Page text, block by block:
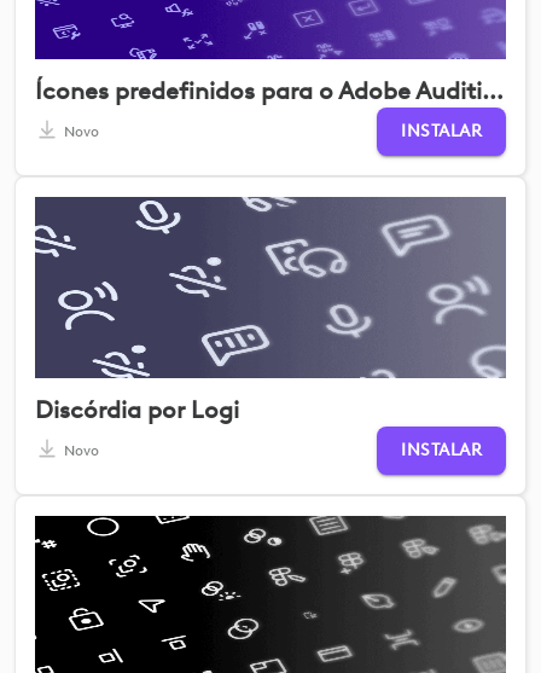
Ícones predefinidos para o Adobe Audition
Novo INSTALAR
Discórdia por Logi
Novo INSTALAR